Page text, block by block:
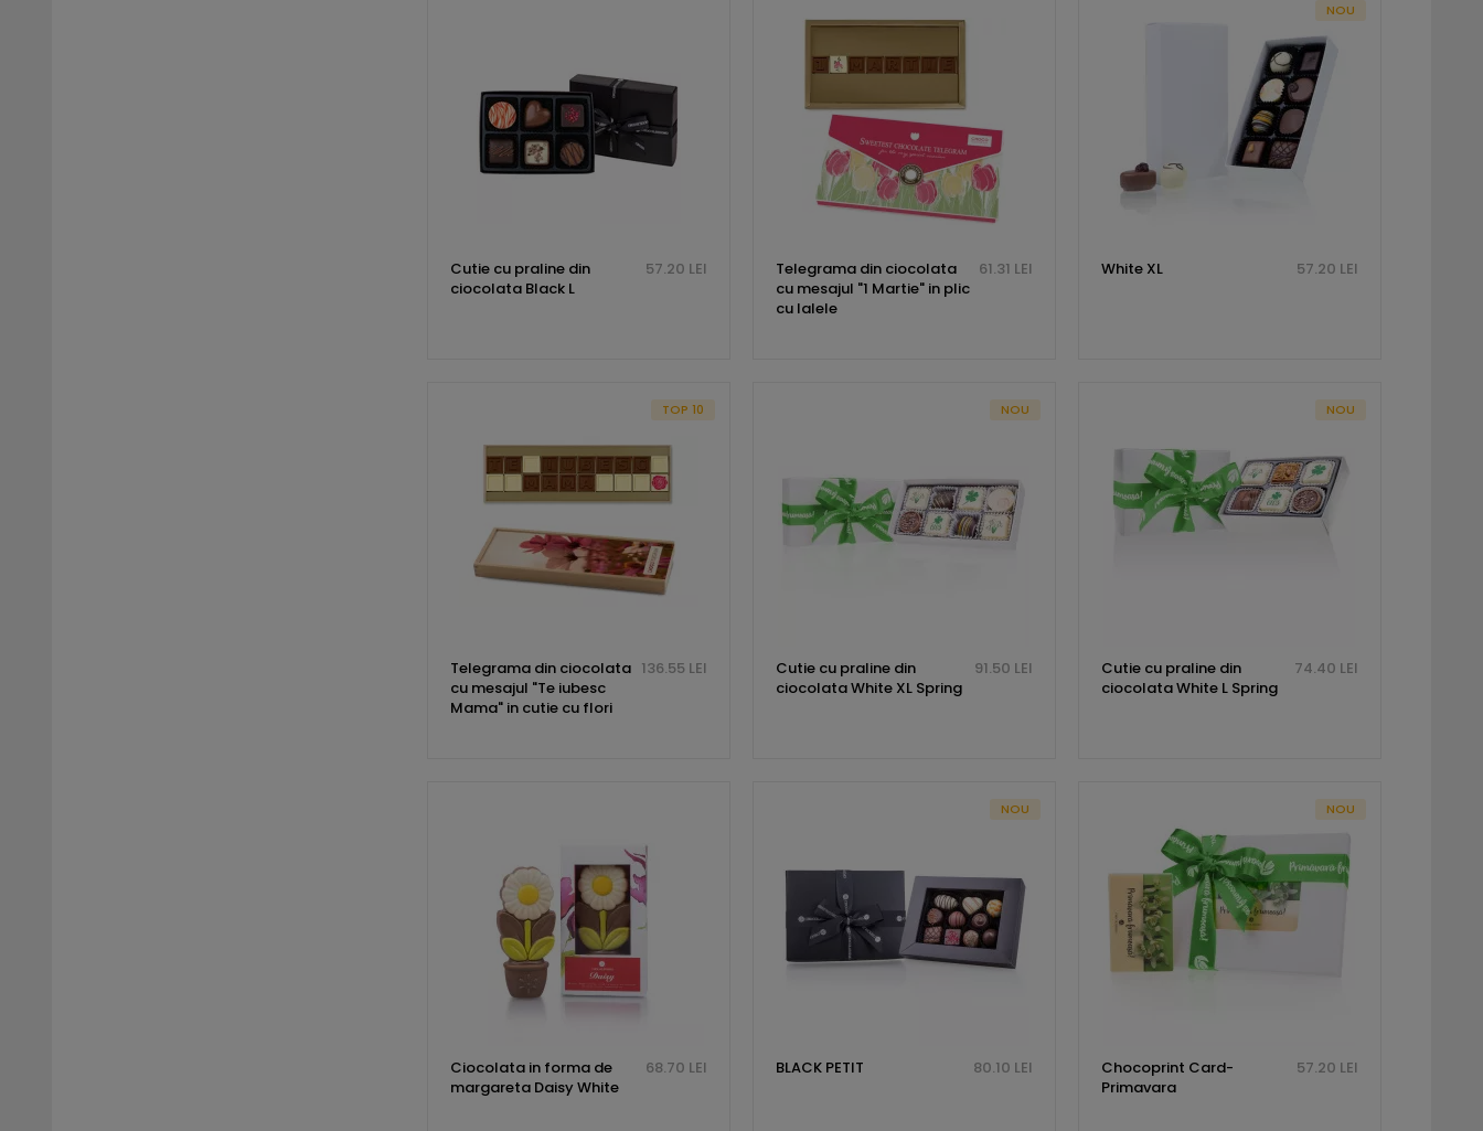
Cutie cu praline din
ciocolata Black L
57.20 LEI
Telegrama din ciocolata
cu mesajul "1 Martie" in plic
cu lalele
61.31 LEI
NOU
White XL 57.20 LEI
TOP 10
Telegrama din ciocolata
cu mesajul "Te iubesc
Mama" in cutie cu flori
136.55 LEI
NOU
Cutie cu praline din
ciocolata White XL Spring
91.50 LEI
NOU
Cutie cu praline din
ciocolata White L Spring
74.40 LEI
Ciocolata in forma de
margareta Daisy White
68.70 LEI
NOU
BLACK PETIT 80.10 LEI
NOU
Chocoprint Card-
Primavara
57.20 LEI